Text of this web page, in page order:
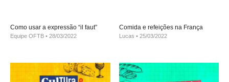
Como usar a expressão “il faut”
Equipe OFTB 28/03/2022
Comida e refeições na França
Lucas 25/03/2022